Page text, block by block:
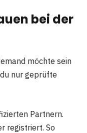
bei der
möchte sein
nur geprüfte
Partnern.
registriert. So